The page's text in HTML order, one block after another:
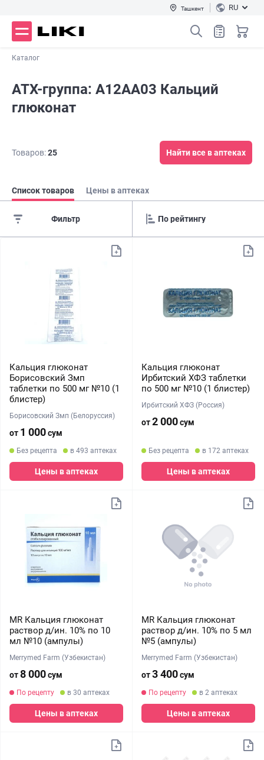
Ташкент RU
Каталог
АТХ-группа: A12AA03 Кальций
глюконат
Товаров:25 Найти все в аптеках
Список товаров Цены в аптеках
Фильтр
Кальция глюконат
Борисовский Змп
таблетки по 500 мг №10 (1
блистер)
Борисовский Змп (Белоруссия)
от 1 000сум
Без рецепта в 493 аптеках
Цены в аптеках
Кальция глюконат
Ирбитский ХФЗ таблетки
по 500 мг №10 (1 блистер)
Ирбитский ХФЗ (Россия)
от2 000сум
Без рецепта в 172 аптеках
Цены в аптеках
MR Кальция глюконат
раствор д/ин. 10% по 10
мл №10 (ампулы)
Merrymed Farm (Узбекистан)
от8 000сум
По рецепту в 30 аптеках
Цены в аптеках
MR Кальция глюконат
раствор д/ин. 10% по 5 мл
№5 (ампулы)
Merrymed Farm (Узбекистан)
от3 400сум
По рецепту в 2 аптеках
Цены в аптеках